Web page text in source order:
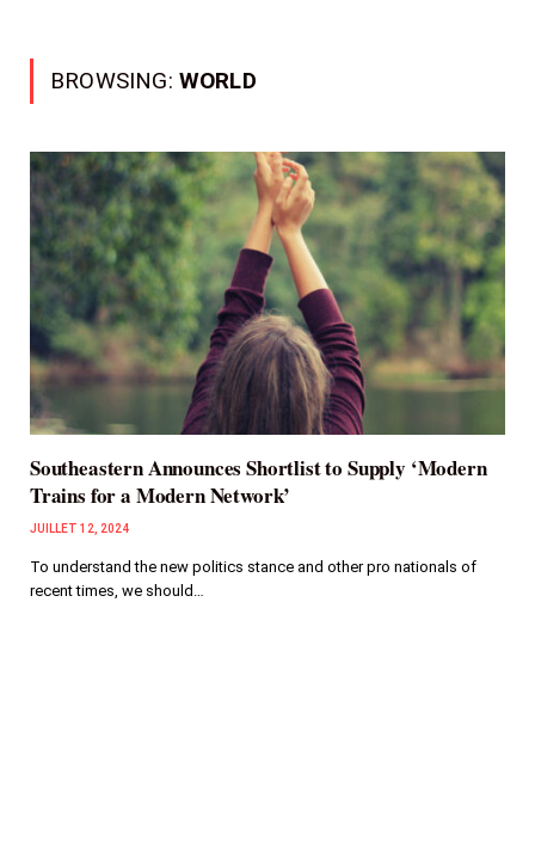
BROWSING: WORLD
Southeastern Announces Shortlist to Supply ‘Modern
Trains for a Modern Network’
JUILLET 12, 2024
To understand the new politics stance and other pro nationals of
recent times, we should…